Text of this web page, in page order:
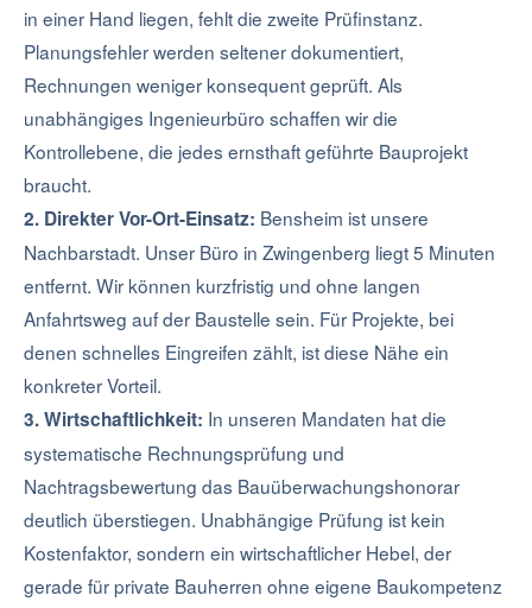
in einer Hand liegen, fehlt die zweite Prüfinstanz.
Planungsfehler werden seltener dokumentiert,
Rechnungen weniger konsequent geprüft. Als
unabhängiges Ingenieurbüro schaffen wir die
Kontrollebene, die jedes ernsthaft geführte Bauprojekt
braucht.
2. Direkter Vor-Ort-Einsatz: Bensheim ist unsere
Nachbarstadt. Unser Büro in Zwingenberg liegt 5 Minuten
entfernt. Wir können kurzfristig und ohne langen
Anfahrtsweg auf der Baustelle sein. Für Projekte, bei
denen schnelles Eingreifen zählt, ist diese Nähe ein
konkreter Vorteil.
3. Wirtschaftlichkeit: In unseren Mandaten hat die
systematische Rechnungsprüfung und
Nachtragsbewertung das Bauüberwachungshonorar
deutlich überstiegen. Unabhängige Prüfung ist kein
Kostenfaktor, sondern ein wirtschaftlicher Hebel, der
gerade für private Bauherren ohne eigene Baukompetenz